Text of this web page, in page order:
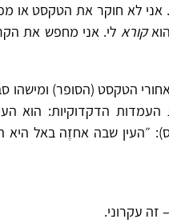
אני לא חוקר את הטקסט או
קוראלי. אני מחפש את
הטקסט (הסופר) ומישהו
הדקדוקיות: הוא
״העין שבה אחזֶה באל היא
זה עקרוני.